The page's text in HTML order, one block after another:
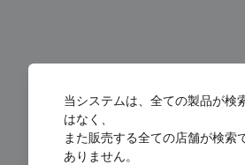
当システムは、全ての製品が検
はなく、
また販売する全ての店舗が検索
ありません。